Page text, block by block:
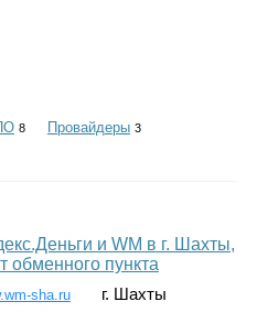
8 Провайдеры 3
и WM в г. Шахты,
обменного пункта
sha.ru г. Шахты